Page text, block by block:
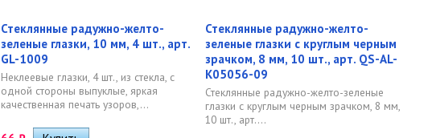
Стеклянные радужно-желто-
зеленые глазки, 10 мм, 4 шт., арт.
GL-1009
Неклеевые глазки, 4 шт., из стекла, с
одной стороны выпуклые, яркая
качественная печать узоров,...
Стеклянные радужно-желто-
зеленые глазки с круглым черным
зрачком, 8 мм, 10 шт., арт. QS-AL-
K05056-09
Стеклянные радужно-желто-зеленые
глазки с круглым черным зрачком, 8 мм,
10 шт., арт....